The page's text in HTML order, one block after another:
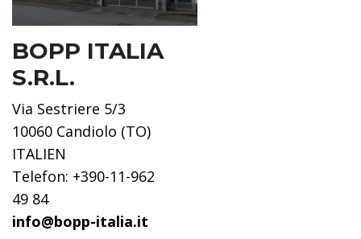
BOPP ITALIA
S.R.L.
Via Sestriere 5/3
10060 Candiolo (TO)
ITALIEN
Telefon: +390-11-962
49 84
info@bopp-italia.it